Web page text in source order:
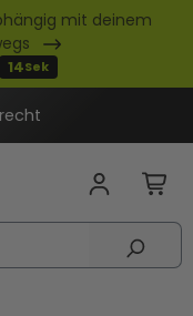
mit deinem
13Sek